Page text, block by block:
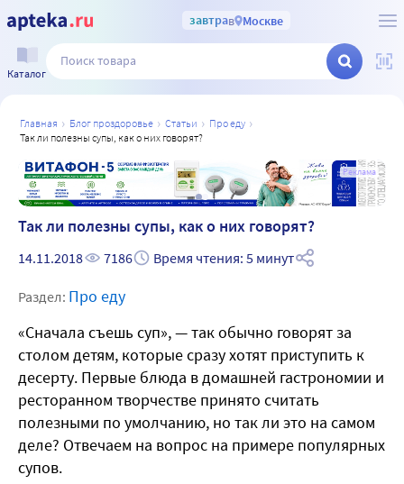
завтрав Москве
Каталог
главная блог проздоровье статьи
про еду
так ли полезны супы, как о них говорят?
Реклама
Так ли полезны супы, как о них говорят?
14.11.2018 7186 Время чтения: 5 минут
Раздел: Про еду
«Сначала съешь суп», — так обычно говорят за
столом детям, которые сразу хотят приступить к
десерту. Первые блюда в домашней гастрономии и
ресторанном творчестве принято считать
полезными по умолчанию, но так ли это на самом
деле? Отвечаем на вопрос на примере популярных
супов.